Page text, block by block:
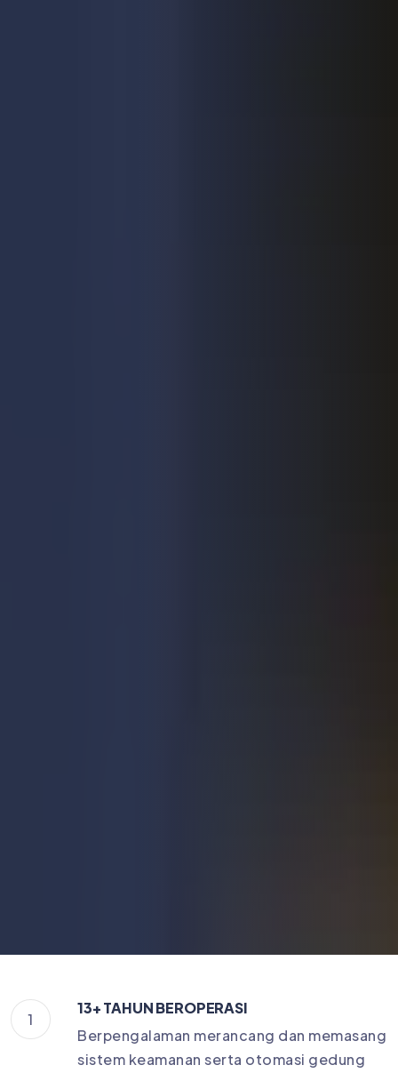
1
13+ TAHUN BEROPERASI
Berpengalaman merancang dan memasang
sistem keamanan serta otomasi gedung